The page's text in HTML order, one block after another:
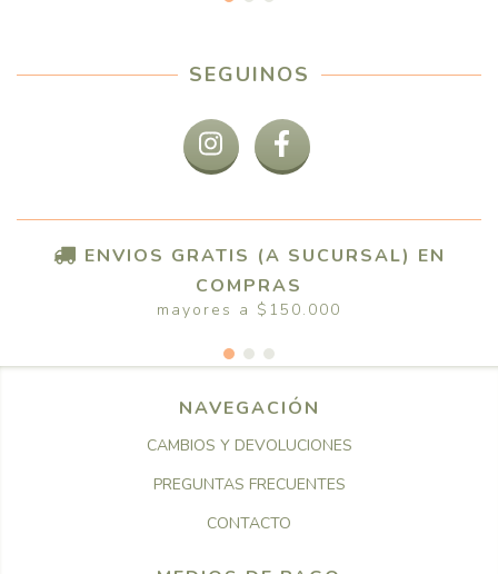
SEGUINOS
ENVIOS GRATIS (A SUCURSAL) EN
COMPRAS
mayores a $150.000
NAVEGACIÓN
CAMBIOS Y DEVOLUCIONES
PREGUNTAS FRECUENTES
CONTACTO